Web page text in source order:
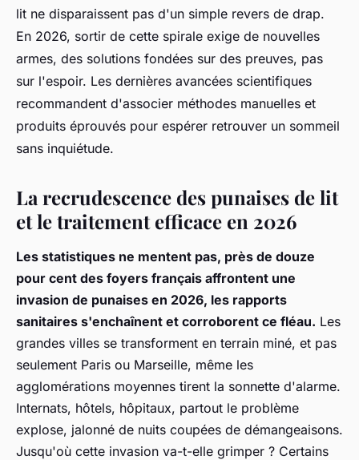
lit ne disparaissent pas d'un simple revers de drap.
En 2026, sortir de cette spirale exige de nouvelles
armes, des solutions fondées sur des preuves, pas
sur l'espoir. Les dernières avancées scientifiques
recommandent d'associer méthodes manuelles et
produits éprouvés pour espérer retrouver un sommeil
sans inquiétude.
La recrudescence des punaises de lit
et le traitement efficace en 2026
Les statistiques ne mentent pas, près de douze
pour cent des foyers français affrontent une
invasion de punaises en 2026, les rapports
sanitaires s'enchaînent et corroborent ce fléau. Les
grandes villes se transforment en terrain miné, et pas
seulement Paris ou Marseille, même les
agglomérations moyennes tirent la sonnette d'alarme.
Internats, hôtels, hôpitaux, partout le problème
explose, jalonné de nuits coupées de démangeaisons.
Jusqu'où cette invasion va-t-elle grimper ? Certains